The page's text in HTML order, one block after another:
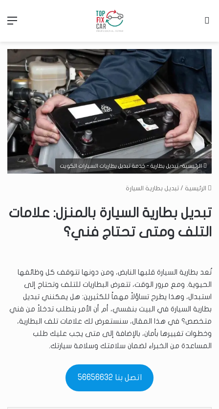
الرئيسية- تبديل بطارية - خدمة تبديل بطاريات السيارات الكويت
الرئيسية / تبديل بطارية السيارة
تبديل بطارية السيارة بالمنزل: علامات
التلف ومتى تحتاج فني؟
تُعد بطارية السيارة قلبها النابض، ومن دونها تتوقف كل وظائفها
الحيوية. ومع مرور الوقت، تتعرض البطاريات للتلف وتحتاج إلى
استبدال، وهذا يطرح تساؤلاً مهماً للكثيرين: هل يمكنني تبديل
بطارية السيارة في البيت بنفسي، أم أن الأمر يتطلب تدخلاً من فني
متخصص؟ في هذا المقال، سنستعرض لك علامات تلف البطارية،
وخطوات تغييرها بأمان، بالإضافة إلى متى يجب عليك طلب
المساعدة من الخبراء لضمان سلامتك وسلامة سيارتك.
اتصل بنا 56656632